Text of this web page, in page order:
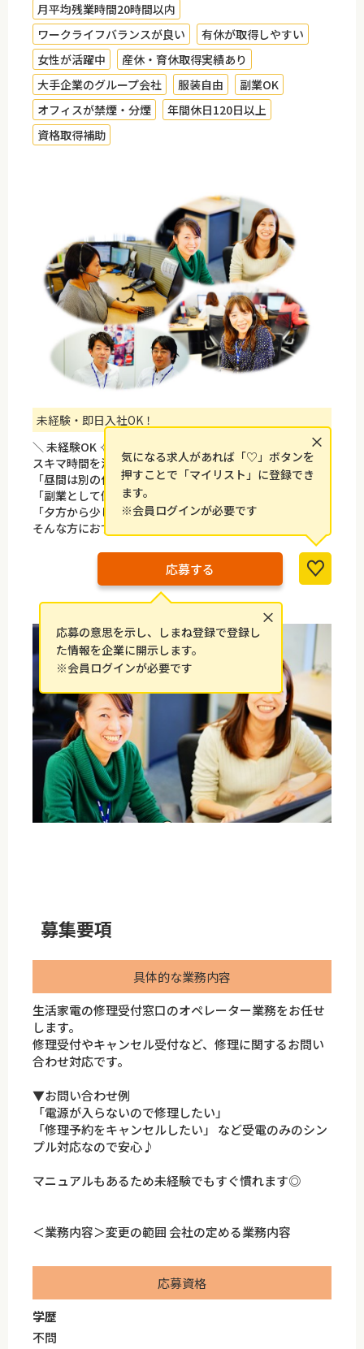
月平均残業時間20時間以内
ワークライフバランスが良い
有休が取得しやすい
女性が活躍中
産休・育休取得実績あり
大手企業のグループ会社
服装自由
副業OK
オフィスが禁煙・分煙
年間休日120日以上
資格取得補助
未経験・即日入社OK！
＼ 未経験OK ✧ 夕方からの短時間勤務！ ／
スキマ時間を活用して働きたい方にピッタリ◎
「昼間は別の仕事がある」
「副業として働きたい」
「夕方から少しだけ働きたい」
そんな方におすすめのお仕事です☆
応募する
×
応募の意思を示し、しまね登録で登録し
た情報を企業に開示します。
※会員ログインが必要です
×
気になる求人があれば「♡」ボタンを
押すことで「マイリスト」に登録でき
ます。
※会員ログインが必要です
募集要項
具体的な業務内容
生活家電の修理受付窓口のオペレーター業務をお任せ
します。
修理受付やキャンセル受付など、修理に関するお問い
合わせ対応です。
▼お問い合わせ例
「電源が入らないので修理したい」
「修理予約をキャンセルしたい」 など受電のみのシン
プル対応なので安心♪
マニュアルもあるため未経験でもすぐ慣れます◎
＜業務内容＞変更の範囲 会社の定める業務内容
応募資格
学歴
不問